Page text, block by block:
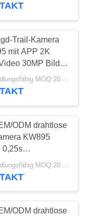
44
Trail-Kamera
mit APP 2K
30MP Bild
IP67 bis zu
Speicher für
Verhandlungsfähig MOQ:20 PCS
ODM drahtlose
KW895
0,25s
in SIM-Karte
ODM drahtlose